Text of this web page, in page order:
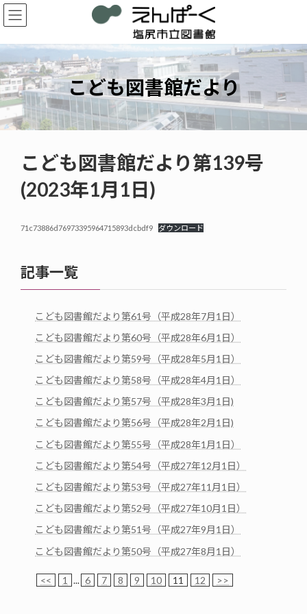
コ
ン
ン
ツ
へ
ス
キ
ッ
プ
ナ
ビ
ー
シ
ョ
ン
に
移
動
こども図書館だより
こども図書館だより第139号
(2023年1月1日)
71c73886d76973395964715893dcbdf9 ダウンロード
記事一覧
こども図書館だより第61号（平成28年7月1日）
こども図書館だより第60号（平成28年6月1日）
こども図書館だより第59号（平成28年5月1日）
こども図書館だより第58号（平成28年4月1日）
こども図書館だより第57号（平成28年3月1日)
こども図書館だより第56号（平成28年2月1日)
こども図書館だより第55号（平成28年1月1日）
こども図書館だより第54号（平成27年12月1日）
こども図書館だより第53号（平成27年11月1日）
こども図書館だより第52号（平成27年10月1日）
こども図書館だより第51号（平成27年9月1日）
こども図書館だより第50号（平成27年8月1日）
<< 1 ... 6 7 8 9 10 11 12 >>